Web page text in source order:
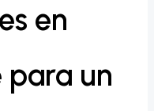
en
un